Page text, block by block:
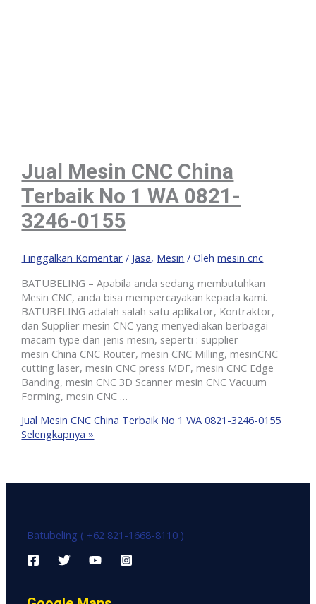
Jual Mesin CNC China
Terbaik No 1 WA 0821-
3246-0155
Tinggalkan Komentar / Jasa, Mesin / Olehmesin cnc
BATUBELING – Apabila anda sedang membutuhkan
Mesin CNC, anda bisa mempercayakan kepada kami.
BATUBELING adalah salah satu aplikator, Kontraktor,
dan Supplier mesin CNC yang menyediakan berbagai
macam type dan jenis mesin, seperti : supplier
mesin China CNC Router, mesin CNC Milling, mesinCNC
cutting laser, mesin CNC press MDF, mesin CNC Edge
Banding, mesin CNC 3D Scanner mesin CNC Vacuum
Forming, mesin CNC …
Jual Mesin CNC China Terbaik No 1 WA 0821-3246-0155
Selengkapnya »
Batubeling ( +62 821-1668-8110 )